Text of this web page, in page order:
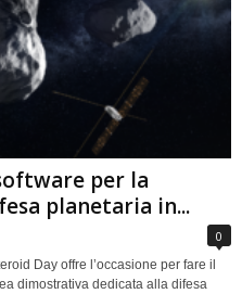
per la
planetaria in...
0
Day offre l’occasione per fare il
dimostrativa dedicata alla difesa